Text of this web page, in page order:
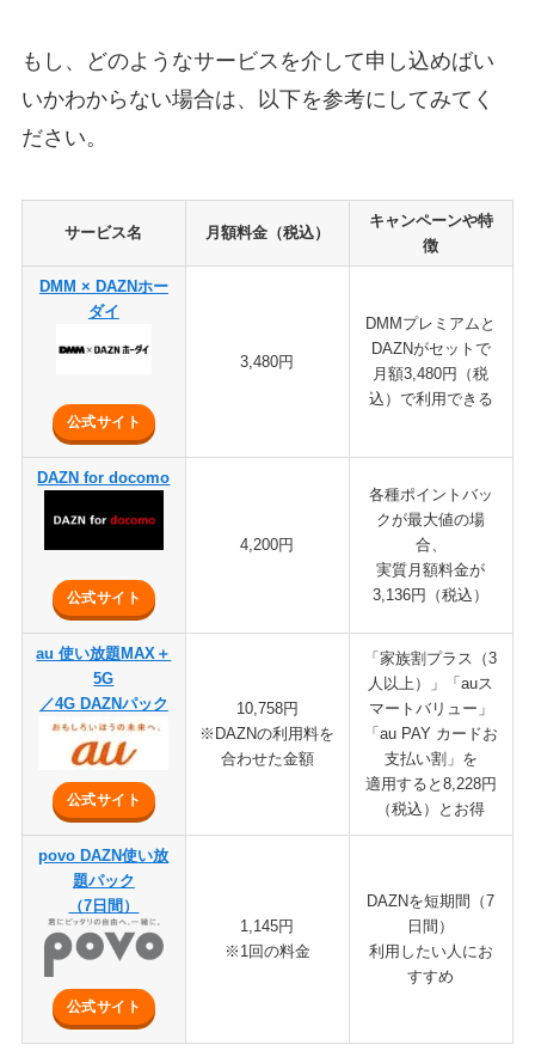
もし、どのようなサービスを介して申し込めばい
いかわからない場合は、以下を参考にしてみてく
ださい。
サービス名 月額料金（税込）
キャンペーンや特
徴
DMM × DAZNホー
ダイ
公式サイト
3,480円
DMMプレミアムと
DAZNがセットで
月額3,480円（税
込）で利用できる
DAZN for docomo
公式サイト
4,200円
各種ポイントバッ
クが最大値の場
合、
実質月額料金が
3,136円（税込）
au 使い放題MAX＋
5G
／4G DAZNパック
公式サイト
10,758円
※DAZNの利用料を
合わせた金額
「家族割プラス（3
人以上）」「auス
マートバリュー」
「au PAY カードお
支払い割」を
適用すると8,228円
（税込）とお得
povo DAZN使い放
題パック
（7日間）
公式サイト
1,145円
※1回の料金
DAZNを短期間（7
日間）
利用したい人にお
すすめ